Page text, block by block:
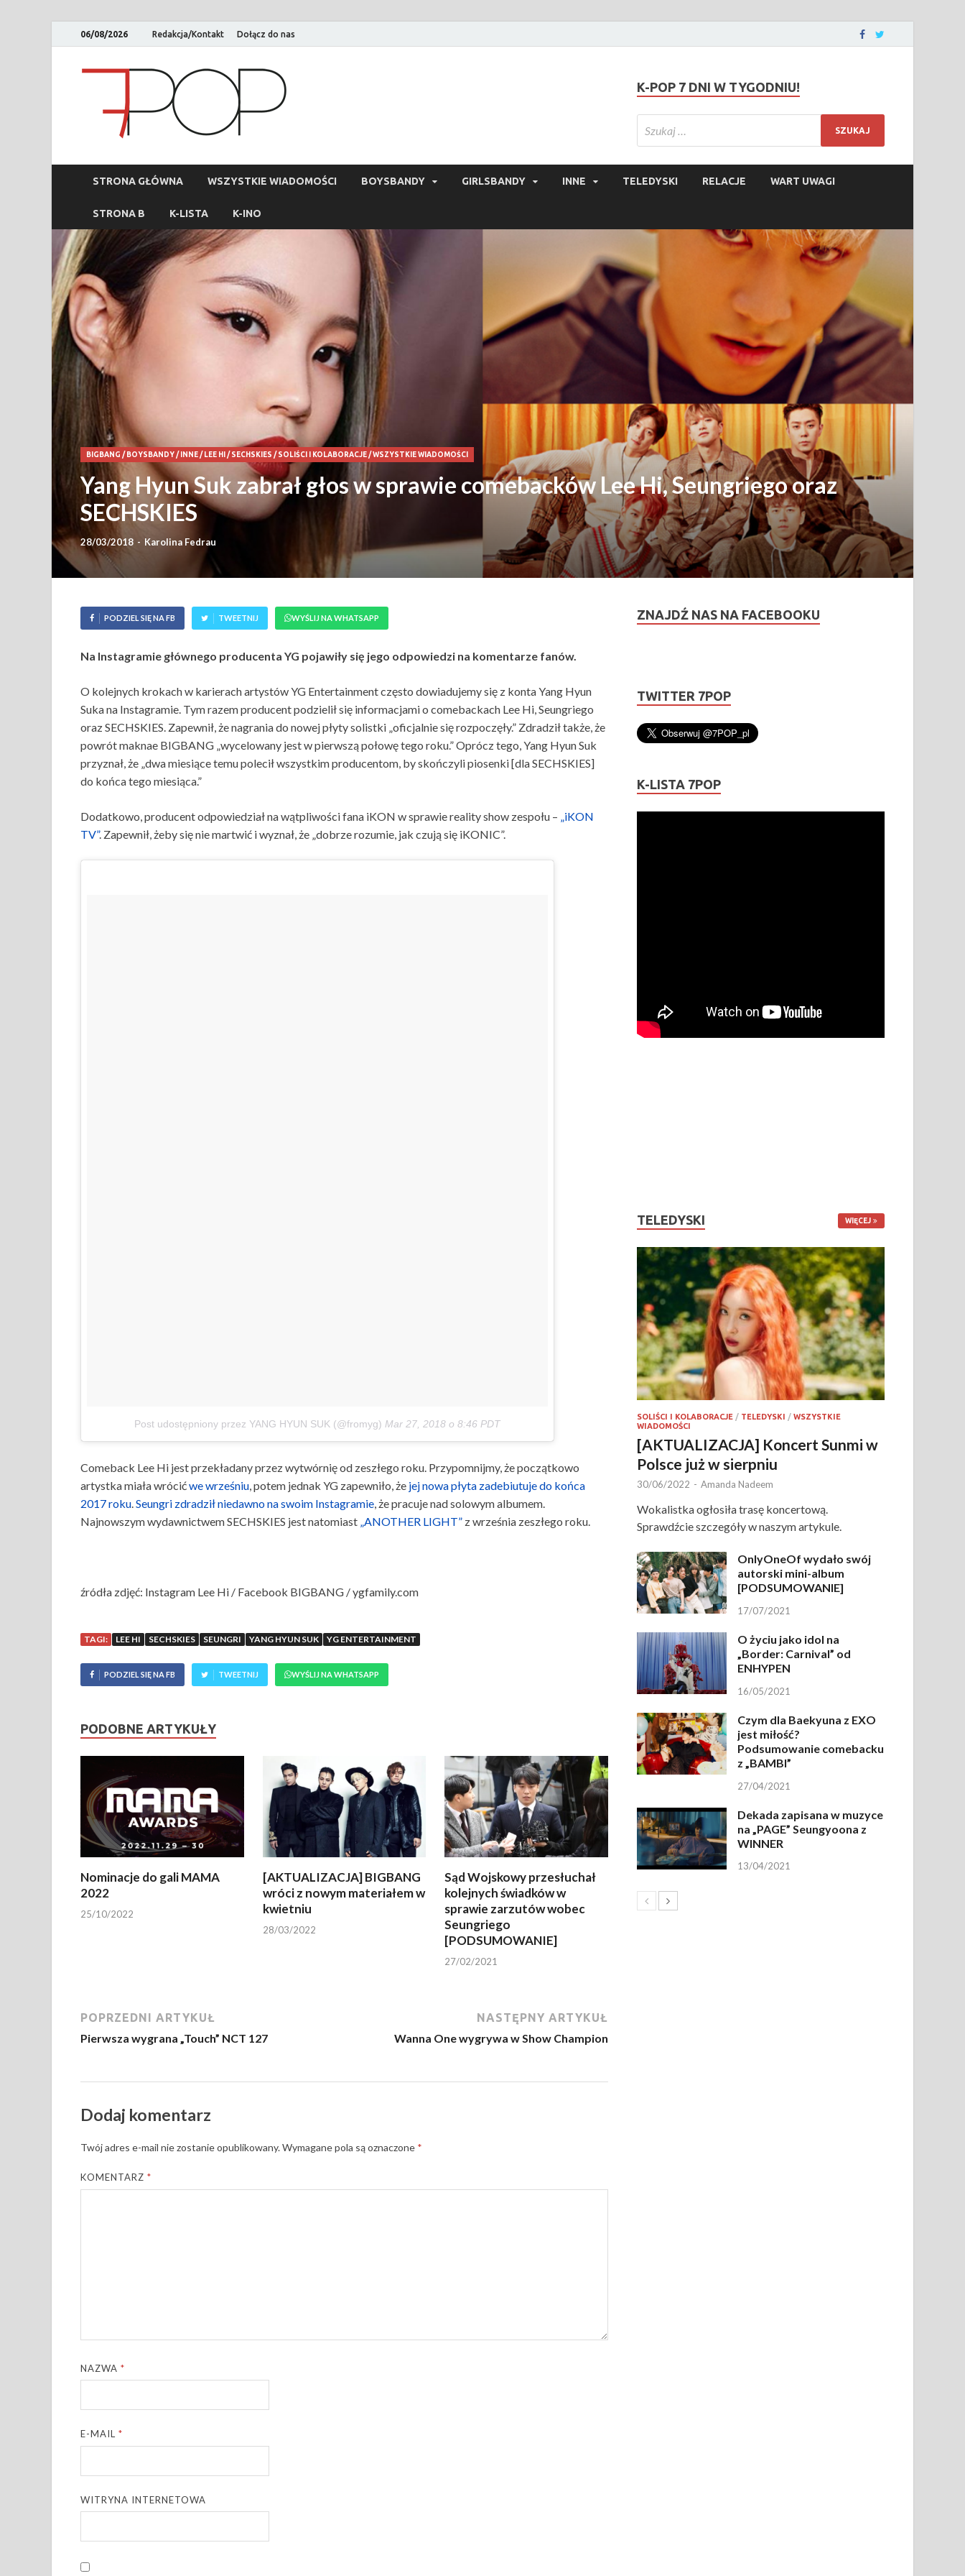
06/08/2026 Redakcja/Kontakt Dołącz do nas
K-POP 7 DNI W TYGODNIU!
STRONA GŁÓWNA WSZYSTKIE WIADOMOŚCI BOYSBANDY GIRLSBANDY INNE TELEDYSKI RELACJE WART UWAGI
STRONA B K-LISTA K-INO
BIGBANG / BOYSBANDY/ INNE/ LEE HI / SECHSKIES / SOLIŚCI I KOLABORACJE/WSZYSTKIE WIADOMOŚCI
Yang Hyun Suk zabrał głos w sprawie comebacków Lee Hi, Seungriego oraz
SECHSKIES
28/03/2018 - Karolina Fedrau
PODZIEL SIĘ NA FB TWEETNIJ WYŚLIJ NA WHATSAPP
Na Instagramie głównego producenta YG pojawiły się jego odpowiedzi na komentarze fanów.
O kolejnych krokach w karierach artystów YG Entertainment często dowiadujemy się z konta Yang Hyun
Suka na Instagramie. Tym razem producent podzielił się informacjami o comebackach Lee Hi, Seungriego
oraz SECHSKIES. Zapewnił, że nagrania do nowej płyty solistki „oficjalnie się rozpoczęły.” Zdradził także, że
powrót maknae BIGBANG „wycelowany jest w pierwszą połowę tego roku.” Oprócz tego, Yang Hyun Suk
przyznał, że „dwa miesiące temu polecił wszystkim producentom, by skończyli piosenki [dla SECHSKIES]
do końca tego miesiąca.”
Dodatkowo, producent odpowiedział na wątpliwości fana iKON w sprawie reality show zespołu – „iKON
TV”. Zapewnił, żeby się nie martwić i wyznał, że „dobrze rozumie, jak czują się iKONIC”.
Post udostępniony przez YANG HYUN SUK (@fromyg) Mar 27, 2018 o 8:46 PDT
Comeback Lee Hi jest przekładany przez wytwórnię od zeszłego roku. Przypomnijmy, że początkowo
artystka miała wrócićwe wrześniu, potem jednak YG zapewniło, że jej nowa płyta zadebiutuje do końca
2017 roku.Seungri zdradził niedawno na swoim Instagramie, że pracuje nad solowym albumem.
Najnowszym wydawnictwem SECHSKIES jest natomiast „ANOTHER LIGHT” z września zeszłego roku.
źródła zdjęć: Instagram Lee Hi / Facebook BIGBANG / ygfamily.com
TAGI: LEE HI SECHSKIES SEUNGRI YANG HYUN SUK YG ENTERTAINMENT
PODZIEL SIĘ NA FB TWEETNIJ WYŚLIJ NA WHATSAPP
PODOBNE ARTYKUŁY
Nominacje do gali MAMA
2022
25/10/2022
[AKTUALIZACJA] BIGBANG
wróci z nowym materiałem w
kwietniu
28/03/2022
Sąd Wojskowy przesłuchał
kolejnych świadków w
sprawie zarzutów wobec
Seungriego
[PODSUMOWANIE]
27/02/2021
POPRZEDNI ARTYKUŁ
Pierwsza wygrana „Touch” NCT 127
NASTĘPNY ARTYKUŁ
Wanna One wygrywa w Show Champion
Dodaj komentarz
Twój adres e-mail nie zostanie opublikowany.Wymagane pola są oznaczone *
KOMENTARZ*
NAZWA*
E-MAIL*
WITRYNA INTERNETOWA
ZNAJDŹ NAS NA FACEBOOKU
TWITTER 7POP
K-LISTA 7POP
TELEDYSKI WIĘCEJ
SOLIŚCI I KOLABORACJE / TELEDYSKI /WSZYSTKIE
WIADOMOŚCI
[AKTUALIZACJA] Koncert Sunmi w
Polsce już w sierpniu
30/06/2022 - Amanda Nadeem
Wokalistka ogłosiła trasę koncertową.
Sprawdźcie szczegóły w naszym artykule.
OnlyOneOf wydało swój
autorski mini-album
[PODSUMOWANIE]
17/07/2021
O życiu jako idol na
„Border: Carnival” od
ENHYPEN
16/05/2021
Czym dla Baekyuna z EXO
jest miłość?
Podsumowanie comebacku
z „BAMBI”
27/04/2021
Dekada zapisana w muzyce
na „PAGE” Seungyoona z
WINNER
13/04/2021